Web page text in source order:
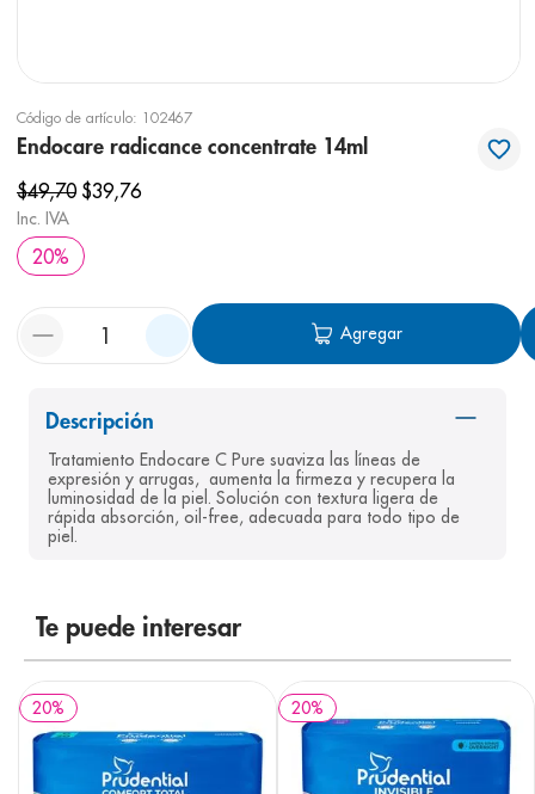
Código de artículo: 102467
Endocare radicance concentrate 14ml
$49,70 $39,76
Inc. IVA
20%
Agregar
Descripción
Tratamiento Endocare C Pure suaviza las líneas de
expresión y arrugas,  aumenta la firmeza y recupera la
luminosidad de la piel. Solución con textura ligera de
rápida absorción, oil-free, adecuada para todo tipo de
piel.
Te puede interesar
20% 20%